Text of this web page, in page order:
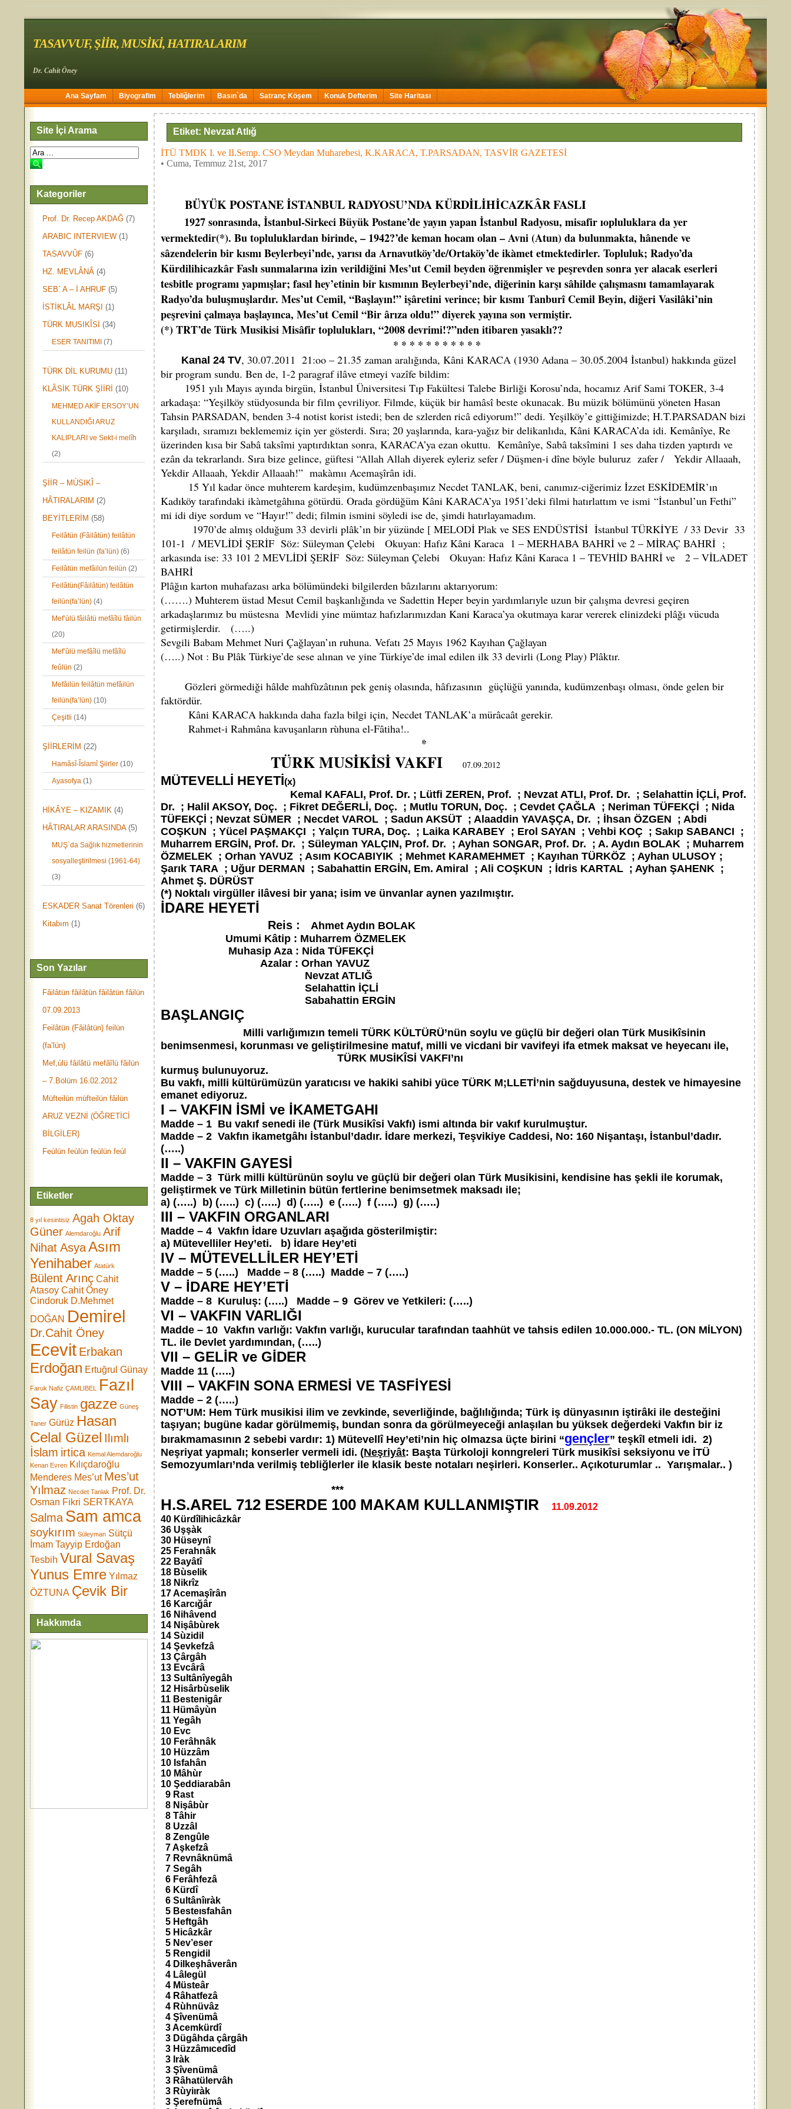
TASAVVUF, ŞİİR, MUSİKİ, HATIRALARIM
Dr. Cahit Öney
Ana Sayfam Biyografim Tebliğlerim Basın`da Satranç Köşem Konuk Defterim Site Haritası
Site İçi Arama
Kategoriler
Prof. Dr. Recep AKDAĞ (7)
ARABIC INTERVIEW (1)
TASAVVÛF (6)
HZ. MEVLÂNÂ (4)
SEB` A – İ AHRUF (5)
İSTİKLÂL MARŞI (1)
TÜRK MUSIKÎSİ (34)
ESER TANITIMI (7)
TÜRK DİL KURUMU (11)
KLÂSİK TÜRK ŞİİRİ (10)
MEHMED AKİF ERSOY’UN
KULLANDIĞI ARUZ
KALIPLARI ve Sekt-i melîh
(2)
ŞİİR – MÙSIKÎ –
HÂTIRALARIM (2)
BEYİTLERİM (58)
Feilâtün (Fâilâtün) feilâtün
feilâtün feilün (fa’lün) (6)
Feilâtün mefâilün feilün (2)
Feilâtün(Fâilâtün) feilâtün
feilün(fa’lün) (4)
Mef’ùlü fâilâtü mefâîlü fâilün
(20)
Mef’ûlü mefâîlü mefâîlü
feûlün (2)
Mefâilün feilâtün mefâilün
feilün(fa’lün) (10)
Çeşitli (14)
ŞİİRLERİM (22)
Hamâsî-Îslamî Şiirler (10)
Ayasofya (1)
HİKÂYE – KIZAMIK (4)
HÂTIRALAR ARASINDA(5)
MUŞ`da Sağlık hizmetlerinin
sosyalleştirilmesi (1961-64)
(3)
ESKADER Sanat Törenleri (6)
Kitabım (1)
Son Yazılar
Fâilâtün fâilâtün fâilâtün fâilün
07.09.2013
Feilâtün (Fâilâtün) feilün
(fa’lün)
Mef,ùlü fâilâtü mefâîlü fâilün
– 7.Bölüm 16.02.2012
Müfteilün müfteilün fâilün
ARUZ VEZNİ (ÖĞRETİCİ
BİLGİLER)
Feùlün feùlün feùlün feùl
Etiketler
8 yıl kesintisiz Agah Oktay
Güner Alemdaroğlu Arif
Nihat AsyaAsım
Yenihaber Atatürk
Bülent Arınç Cahit
Atasoy Cahit Öney
Cindoruk D.Mehmet
DOĞAN Demirel
Dr.Cahit Öney
Ecevit Erbakan
Erdoğan Ertuğrul Günay
Faruk Nafiz ÇAMLIBEL
Fazıl
Say Filistin gazze Güneş
Taner Gürüz Hasan
Celal Güzel Ilımlı
İslam irtica Kemal Alemdaroğlu
Kenan Evren Kılıçdaroğlu
Menderes Mes’ut Mes’ut
Yılmaz Necdet Tanlak Prof. Dr.
Osman Fikri SERTKAYA
Salma Sam amca
soykırım Süleyman Sütçü
İmam Tayyip Erdoğan
Tesbih Vural Savaş
Yunus Emre Yılmaz
ÖZTUNA Çevik Bir
Hakkımda
Etiket: Nevzat Atlığ
İTÜ TMDK I. ve II.Semp. CSO Meydan Muharebesi, K.KARACA, T.PARSADAN, TASVİR GAZETESİ
• Cuma, Temmuz 21st, 2017
BÜYÜK POSTANE İSTANBUL RADYOSU’NDA KÜRDİLİHİCAZKÂR FASLI
1927 sonrasında, İstanbul-Sirkeci Büyük Postane’de yayın yapan İstanbul Radyosu, misafir ıopluluklara da yer
vermektedir(*). Bu topluluklardan birinde, – 1942?’de keman hocam olan – Avni (Atun) da bulunmakta, hânende ve
sâzendelerin bir kısmı Beylerbeyi’nde, yarısı da Arnavutköy’de/Ortaköy’de ikàmet etmektedirler. Topluluk; Radyo’da
Kürdilihicazkâr Faslı sunmalarına izin verildiğini Mes’ut Cemil beyden öğrenmişler ve peşrevden sonra yer alacak eserleri
tesbitle programı yapmışlar; fasıl hey’etinin bir kısmının Beylerbeyi’nde, diğerinin karşı sâhilde çalışmasnı tamamlayarak
Radyo’da buluşmuşlardır. Mes’ut Cemil, “Başlayın!” işâretini verince; bir kısmı Tanburî Cemil Beyin, diğeri Vasilâki’nin
peşrevini çalmaya başlayınca, Mes’ut Cemil “Bir ârıza oldu!” diyerek yayına son vermiştir.
(*) TRT’de Türk Musikisi Misâfir toplulukları, “2008 devrimi!?”nden itibaren yasaklı??
* * * * * * * * * * *
Kanal 24 TV, 30.07.2011 21:oo – 21.35 zaman aralığında, Kâni KARACA (1930 Adana – 30.05.2004 İstanbul) hakkında güzel
bir program sundu. Ben de, 1-2 paragraf ilâve etmeyi vazîfe bildim:
1951 yılı Mayıs ayında birgün, İstanbul Üniversitesi Tıp Fakültesi Talebe Birliği Korosu’nda, hocamız Arif Sami TOKER, 3-4
arkadaşa: “Yeşilköy stüdyosunda bir film çevriliyor. Filmde, küçük bir hamâsî beste okunacak. Bu müzik bölümünü yöneten Hasan
Tahsin PARSADAN, benden 3-4 notist korist istedi; ben de szlerden ricâ ediyorum!” dedi. Yeşilköy’e gittiğimizde; H.T.PARSADAN bizi
karşıladı, sıramızı beklememiz için yer gösterdi. Sıra; 20 yaşlarında, kara-yağız bir delikanlıda, Kâni KARACA’da idi. Kemânîye, Re
üzerinden kısa bir Sabâ taksîmi yaptırdıktan sonra, KARACA’ya ezan okuttu. Kemânîye, Sabâ taksîmini 1 ses daha tizden yaptırdı ve
ezân da tekrarlandı. Sıra bize gelince, güftesi “Allah Allah diyerek eyleriz sefer / Düşmen-i dîne böyle buluruz zafer / Yekdir Allaaah,
Yekdir Allaaah, Yekdir Allaaah!” makàmıı Acemaşîrân idi.
15 Yıl kadar önce muhterem kardeşim, kudümzenbaşımız Necdet TANLAK, beni, canımız-ciğerimiz İzzet ESKİDEMİR’ın
Kadıköy tarafındaki ikàmetgâhına götürdü. Orada gördüğüm Kâni KARACA’ya 1951’deki filmi hatırlattım ve ismi “İstanbul’un Fethi”
mi idi diye sordum ve “Hayır!” dedi; filmin ismini söyledi ise de, şimdi hatırlayamadım.
1970’de almış olduğum 33 devirli plâk’ın bir yüzünde [ MELODİ Plak ve SES ENDÜSTİSİ İstanbul TÜRKİYE / 33 Devir 33
101-1 / MEVLİDİ ŞERİF Söz: Süleyman Çelebi Okuyan: Hafız Kâni Karaca 1 – MERHABA BAHRİ ve 2 – MİRAÇ BAHRİ ;
arkasında ise: 33 101 2 MEVLİDİ ŞERİF Söz: Süleyman Çelebi Okuyan: Hafız Kâni Karaca 1 – TEVHİD BAHRİ ve 2 – VİLADET
BAHRİ
Plâğın karton muhafazası arka bölümündeki bilgilerden bâzılarını aktarıyorum:
(…….) Muhterem üstad Mesut Cemil başkanlığında ve Sadettin Heper beyin yardımlarıyle uzun bir çalışma devresi geçiren
arkadaşlarımız bu müstesna Mevlidi yine mümtaz hafızlarımızdan Kani Karaca’ya okutmaya karar vererek elinizdeki plâğı vücuda
getirmişlerdir. (…..)
Sevgili Babam Mehmet Nuri Çağlayan’ın ruhuna. Vefatı 25 Mayıs 1962 Kayıhan Çağlayan
(…..) Not : Bu Plâk Türkiye’de sese alınan ve yine Türkiye’de imal edilen ilk 33 devirli (Long Play) Plâktır.
Gözleri görmediği hâlde mahfùzâtının pek geniş olasında, hâfızasının güçlüğü yanında, kudümzenbaşı olması, önde gelen bir
faktördür.
Kâni KARACA hakkında daha fazla bilgi için, Necdet TANLAK’a mürâcaât gerekir.
Rahmet-i Rahmâna kavuşanların rùhuna el-Fâtiha!..
*
TÜRK MUSİKİSİ VAKFI07.09.2012
MÜTEVELLİ HEYETİ(x)
Kemal KAFALI, Prof. Dr. ; Lütfi ZEREN, Prof. ; Nevzat ATLI, Prof. Dr. ; Selahattin İÇLİ, Prof.
Dr. ; Halil AKSOY, Doç. ; Fikret DEĞERLİ, Doç. ; Mutlu TORUN, Doç. ; Cevdet ÇAĞLA ; Neriman TÜFEKÇİ ; Nida
TÜFEKÇİ ; Nevzat SÜMER ; Necdet VAROL ; Sadun AKSÜT ; Alaaddin YAVAŞÇA, Dr. ; İhsan ÖZGEN ; Abdi
COŞKUN ; Yücel PAŞMAKÇI ; Yalçın TURA, Doç. ; Laika KARABEY ; Erol SAYAN ; Vehbi KOÇ ; Sakıp SABANCI ;
Muharrem ERGİN, Prof. Dr. ; Süleyman YALÇIN, Prof. Dr. ; Ayhan SONGAR, Prof. Dr. ; A. Aydın BOLAK ; Muharrem
ÖZMELEK ; Orhan YAVUZ ; Asım KOCABIYIK ; Mehmet KARAMEHMET ; Kayıhan TÜRKÖZ ; Ayhan ULUSOY ;
Şarık TARA ; Uğur DERMAN ; Sabahattin ERGİN, Em. Amiral ; Ali COŞKUN ; İdris KARTAL ; Ayhan ŞAHENK ;
Ahmet Ş. DÜRÜST
(*) Noktalı virgüller ilâvesi bir yana; isim ve ünvanlar aynen yazılmıştır.
İDARE HEYETİ
Reis :
Ahmet Aydın BOLAK
Umumi Kâtip : Muharrem ÖZMELEK
Muhasip Aza : Nida TÜFEKÇİ
Azalar : Orhan YAVUZ
Nevzat ATLIĞ
Selahattin İÇLİ
Sabahattin ERGİN
BAŞLANGIÇ
Milli varlığımızın temeli TÜRK KÜLTÜRÜ’nün soylu ve güçlü bir değeri olan Türk Musikîsinin
benimsenmesi, korunması ve geliştirilmesine matuf, milli ve vicdani bir vavifeyi ifa etmek maksat ve heyecanı ile,
TÜRK MUSİKÎSİ VAKFI’nı
kurmuş bulunuyoruz.
Bu vakfı, milli kültürümüzün yaratıcısı ve hakiki sahibi yüce TÜRK M;LLETİ’nin sağduyusuna, destek ve himayesine
emanet ediyoruz.
I – VAKFIN İSMİ ve İKAMETGAHI
Madde – 1 Bu vakıf senedi ile (Türk Musikîsi Vakfı) ismi altında bir vakıf kurulmuştur.
Madde – 2 Vakfın ikametgâhı İstanbul’dadır. İdare merkezi, Teşvikiye Caddesi, No: 160 Nişantaşı, İstanbul’dadır.
(…..)
II – VAKFIN GAYESİ
Madde – 3 Türk milli kültürünün soylu ve güçlü bir değeri olan Türk Musikisini, kendisine has şekli ile korumak,
geliştirmek ve Türk Milletinin bütün fertlerine benimsetmek maksadı ile;
a) (…..) b) (…..) c) (…..) d) (…..) e (…..) f (…..) g) (…..)
III – VAKFIN ORGANLARI
Madde – 4 Vakfın İdare Uzuvları aşağıda gösterilmiştir:
a) Mütevelliler Hey’eti. b) İdare Hey’eti
IV – MÜTEVELLİLER HEY’ETİ
Madde – 5 (…..) Madde – 8 (…..) Madde – 7 (…..)
V – İDARE HEY’ETİ
Madde – 8 Kuruluş: (…..) Madde – 9 Görev ve Yetkileri: (…..)
VI – VAKFIN VARLIĞI
Madde – 10 Vakfın varlığı: Vakfın varlığı, kurucular tarafından taahhüt ve tahsis edilen 10.000.000.- TL. (ON MİLYON)
TL. ile Devlet yardımından, (…..)
VII – GELİR ve GİDER
Madde 11 (…..)
VIII – VAKFIN SONA ERMESİ VE TASFİYESİ
Madde – 2 (…..)
NOT’UM: Hem Türk musikisi ilim ve zevkinde, severliğinde, bağlılığında; Türk iş dünyasının iştirâki ile desteğini
taşıyan; bugüne kadar görülmemiş, bundan sonra da görülmeyeceği anlaşılan bu yüksek değerdeki Vakfın bir iz
bırakmamasının 2 sebebi vardır: 1) Mütevellî Hey’eti’nin hiç olmazsa üçte birini “gençler” teşkîl etmeli idi. 2)
Neşriyat yapmalı; konserler vermeli idi. (Neşriyât: Başta Türkoloji konngreleri Türk musikîsi seksiyonu ve İTÜ
Semozyumları’nda verilmiş tebliğlerler ile klasik beste notaları neşirleri. Konserler.. Açıkoturumlar .. Yarışmalar.. )
***
H.S.AREL 712 ESERDE 100 MAKAM KULLANMIŞTIR
11.09.2012
40 Kürdîlihicâzkâr
36 Uşşàk
30 Hüseynî
25 Ferahnâk
22 Bayâtî
18 Bùselik
18 Nikrîz
17 Acemaşîrân
16 Karcığâr
16 Nihâvend
14 Nişâbùrek
14 Sùzidil
14 Şevkefzâ
13 Çârgâh
13 Evcârâ
13 Sultânîyegâh
12 Hisârbùselik
11 Bestenigâr
11 Hümâyùn
11 Yegâh
10 Evc
10 Ferâhnâk
10 Hüzzâm
10 Isfahân
10 Mâhùr
10 Şeddiarabân
9 Rast
8 Nişâbùr
8 Tâhir
8 Uzzâl
8 Zengûle
7 Aşkefzâ
7 Revnâknümâ
7 Segâh
6 Ferâhfezâ
6 Kürdî
6 Sultânîıràk
5 Besteısfahân
5 Heftgâh
5 Hicâzkâr
5 Nev’eser
5 Rengidil
4 Dilkeşhâverân
4 Lâlegül
4 Müsteâr
4 Râhatfezâ
4 Rùhnüvâz
4 Şîvenümâ
3 Acemkürdî
3 Dügâhda çârgâh
3 Hüzzâmıcedîd
3 Iràk
3 Şîvenümâ
3 Râhatülervâh
3 Rùyiıràk
3 Şerefnümâ